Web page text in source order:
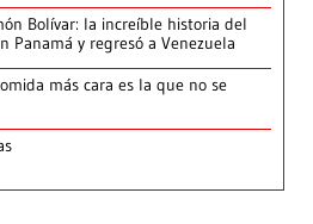
Bolívar: la increíble historia del
Panamá y regresó a Venezuela
más cara es la que no se